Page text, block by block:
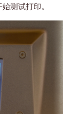
测试打印。